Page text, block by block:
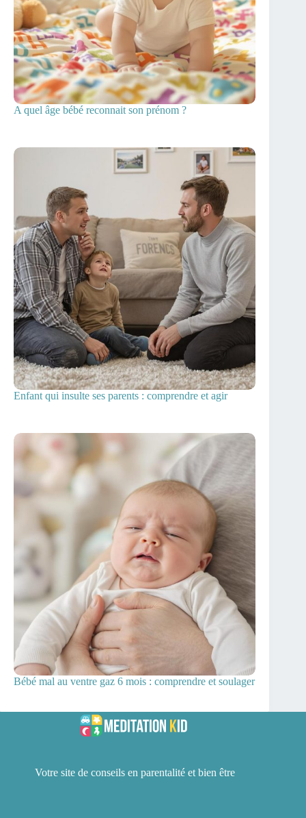
A quel âge bébé reconnait son prénom ?
Enfant qui insulte ses parents : comprendre et agir
Bébé mal au ventre gaz 6 mois : comprendre et soulager
Votre site de conseils en parentalité et bien être